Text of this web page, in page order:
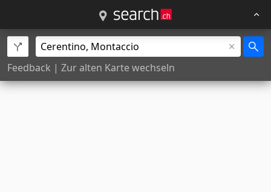
Feedback | Zur alten Karte wechseln